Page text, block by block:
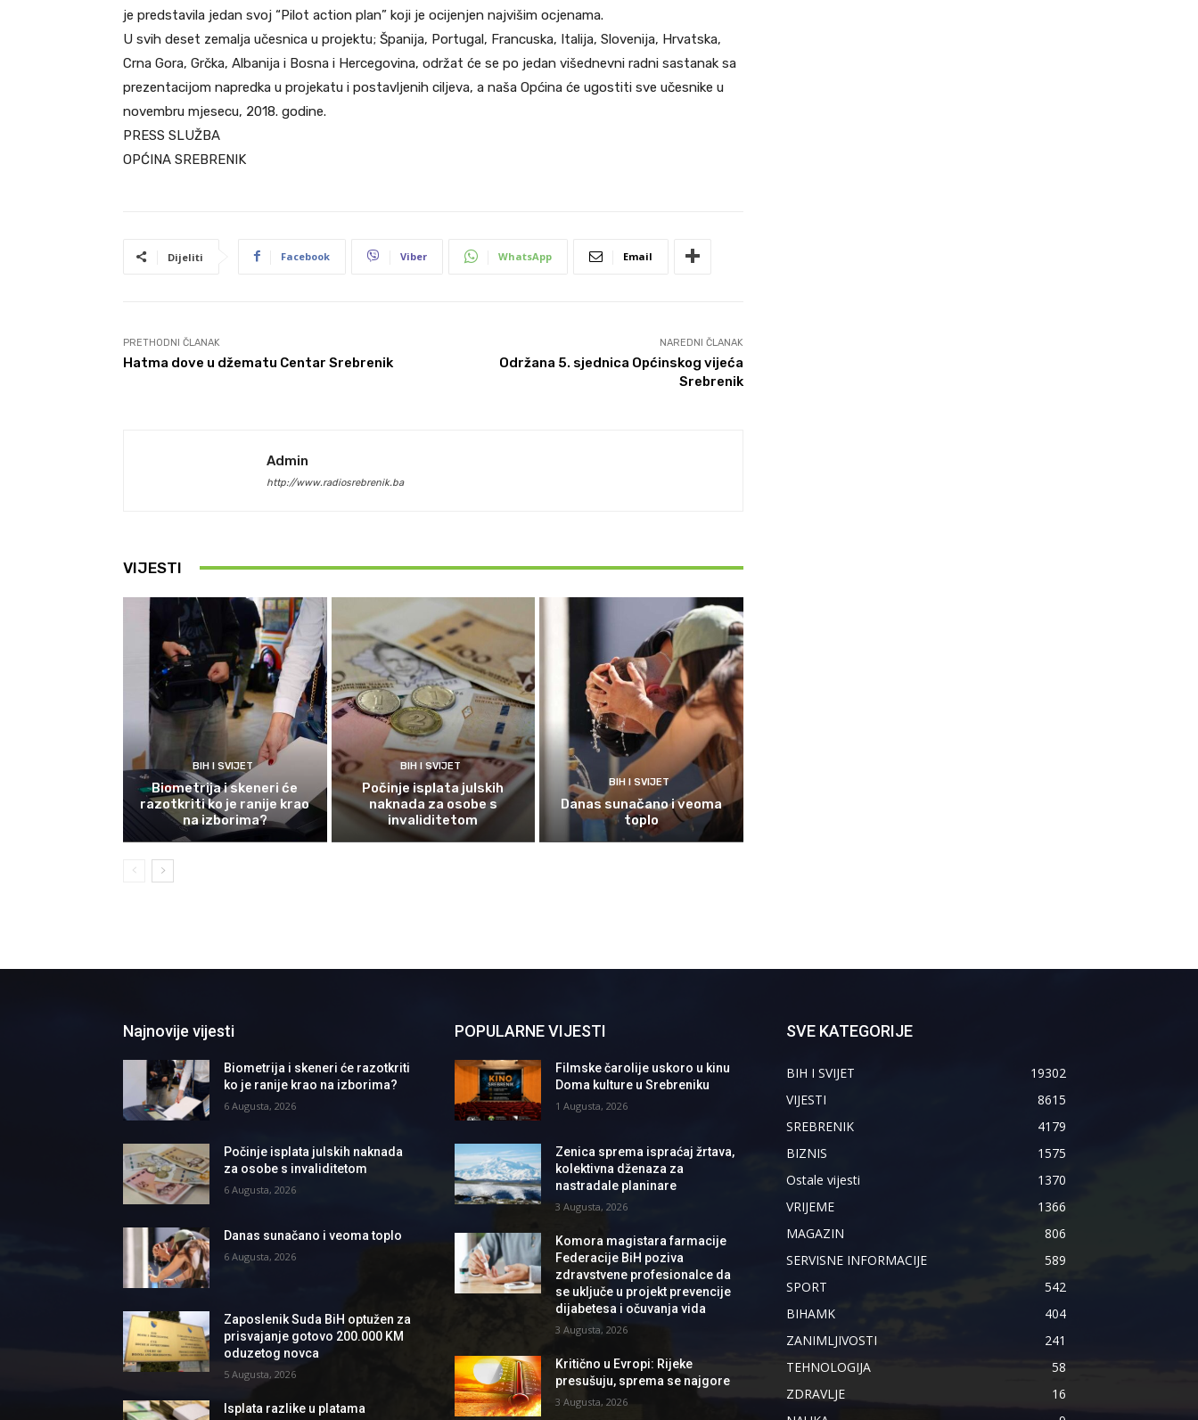
je predstavila jedan svoj “Pilot action plan” koji je ocijenjen najvišim ocjenama.
U svih deset zemalja učesnica u projektu; Španija, Portugal, Francuska, Italija, Slovenija, Hrvatska,
Crna Gora, Grčka, Albanija i Bosna i Hercegovina, održat će se po jedan višednevni radni sastanak sa
prezentacijom napredka u projekatu i postavljenih ciljeva, a naša Općina će ugostiti sve učesnike u
novembru mjesecu, 2018. godine.
PRESS SLUŽBA
OPĆINA SREBRENIK
Dijeliti Facebook Viber WhatsApp Email
PRETHODNI ČLANAK
Hatma dove u džematu Centar Srebrenik
NAREDNI ČLANAK
Održana 5. sjednica Općinskog vijeća
Srebrenik
Admin
http://www.radiosrebrenik.ba
VIJESTI
BIH I SVIJET
Biometrija i skeneri će
razotkriti ko je ranije krao
na izborima?
BIH I SVIJET
Počinje isplata julskih
naknada za osobe s
invaliditetom
BIH I SVIJET
Danas sunačano i veoma
toplo
Najnovije vijesti
Biometrija i skeneri će razotkriti
ko je ranije krao na izborima?
6 Augusta, 2026
Počinje isplata julskih naknada
za osobe s invaliditetom
6 Augusta, 2026
Danas sunačano i veoma toplo
6 Augusta, 2026
Zaposlenik Suda BiH optužen za
prisvajanje gotovo 200.000 KM
oduzetog novca
5 Augusta, 2026
Isplata razlike u platama
POPULARNE VIJESTI
Filmske čarolije uskoro u kinu
Doma kulture u Srebreniku
1 Augusta, 2026
Zenica sprema ispraćaj žrtava,
kolektivna dženaza za
nastradale planinare
3 Augusta, 2026
Komora magistara farmacije
Federacije BiH poziva
zdravstvene profesionalce da
se uključe u projekt prevencije
dijabetesa i očuvanja vida
3 Augusta, 2026
Kritično u Evropi: Rijeke
presušuju, sprema se najgore
3 Augusta, 2026
SVE KATEGORIJE
BIH I SVIJET
19302
VIJESTI
8615
SREBRENIK
4179
BIZNIS
1575
Ostale vijesti
1370
VRIJEME
1366
MAGAZIN
806
SERVISNE INFORMACIJE
589
SPORT
542
BIHAMK
404
ZANIMLJIVOSTI
241
TEHNOLOGIJA
58
ZDRAVLJE
16